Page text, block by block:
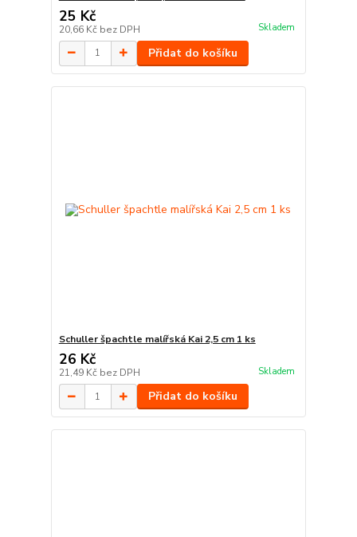
25 Kč
20,66 Kč bez DPH Skladem
Přidat do košíku
Schuller špachtle malířská Kai 2,5 cm 1 ks
26 Kč
21,49 Kč bez DPH Skladem
Přidat do košíku